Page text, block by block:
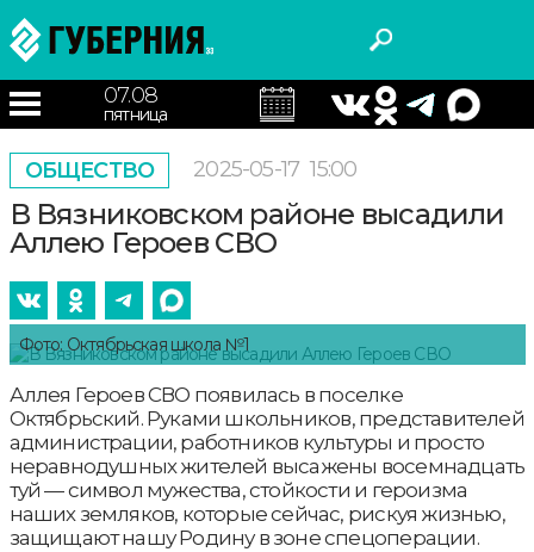
07.08
пятница
ОБЩЕСТВО 2025-05-17 15:00
В Вязниковском районе высадили
Аллею Героев СВО
Фото: Октябрьская школа №1
Аллея Героев СВО появилась в поселке
Октябрьский. Руками школьников, представителей
администрации, работников культуры и просто
неравнодушных жителей высажены восемнадцать
туй — символ мужества, стойкости и героизма
наших земляков, которые сейчас, рискуя жизнью,
защищают нашу Родину в зоне спецоперации.